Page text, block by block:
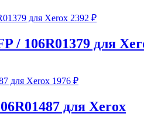
2392 ₽
/ 106R01379 для
1976 ₽
для Xerox